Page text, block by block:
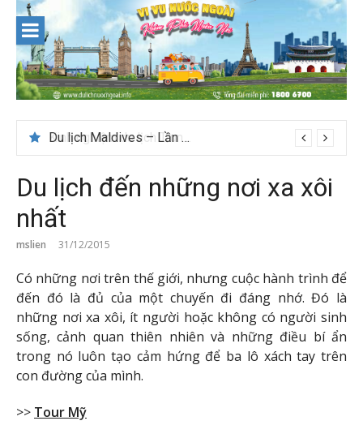
content
Du lịch Maldives – Lần đầu nên đi đâu, chơi gì?
Du lịch đến những nơi xa xôi
nhất
mslien 31/12/2015
Có những nơi trên thế giới, nhưng cuộc hành trình để
đến đó là đủ của một chuyến đi đáng nhớ. Đó là
những nơi xa xôi, ít người hoặc không có người sinh
sống, cảnh quan thiên nhiên và những điều bí ẩn
trong nó luôn tạo cảm hứng để ba lô xách tay trên
con đường của mình.
>> Tour Mỹ